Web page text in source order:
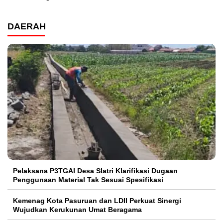
DAERAH
Pelaksana P3TGAI Desa Slatri Klarifikasi Dugaan
Penggunaan Material Tak Sesuai Spesifikasi
Kemenag Kota Pasuruan dan LDII Perkuat Sinergi
Wujudkan Kerukunan Umat Beragama